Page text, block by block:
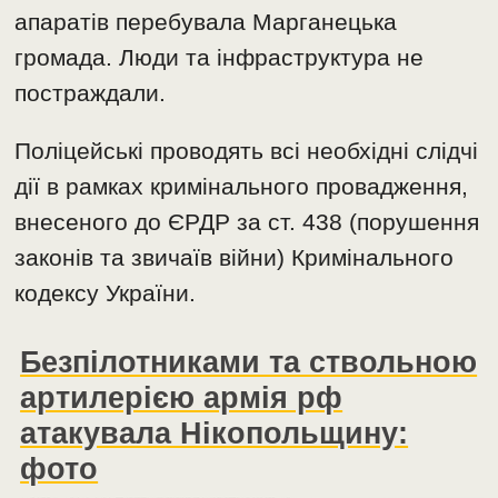
апаратів перебувала Марганецька
громада. Люди та інфраструктура не
постраждали.
Поліцейські проводять всі необхідні слідчі
дії в рамках кримінального провадження,
внесеного до ЄРДР за ст. 438 (порушення
законів та звичаїв війни) Кримінального
кодексу України.
Безпілотниками та ствольною
артилерією армія рф
атакувала Нікопольщину:
фото